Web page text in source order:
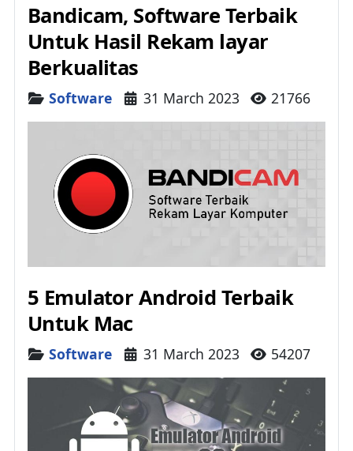
Bandicam, Software Terbaik
Untuk Hasil Rekam layar
Berkualitas
Details
Software 31 March 2023 21766
5 Emulator Android Terbaik
Untuk Mac
Details
Software 31 March 2023 54207